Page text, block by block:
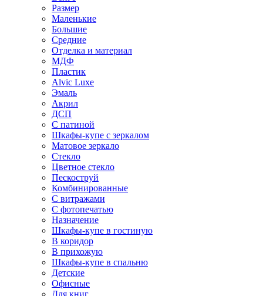
Размер
Маленькие
Большие
Средние
Отделка и материал
МДФ
Пластик
Alvic Luxe
Эмаль
Акрил
ДСП
С патиной
Шкафы-купе с зеркалом
Матовое зеркало
Стекло
Цветное стекло
Пескоструй
Комбинированные
С витражами
С фотопечатью
Назначение
Шкафы-купе в гостиную
В коридор
В прихожую
Шкафы-купе в спальню
Детские
Офисные
Для книг